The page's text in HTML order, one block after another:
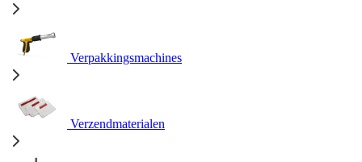
Verpakkingsmachines
Verzendmaterialen